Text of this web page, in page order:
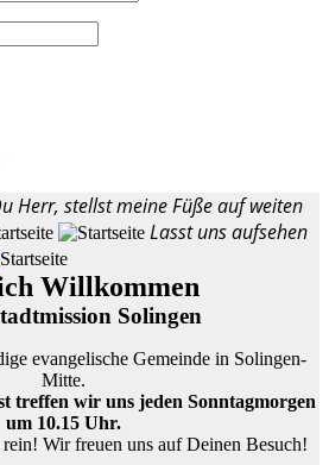
Herr, stellst meine Füße auf weiten
Lasst uns aufsehen
Willkommen
Solingen
evangelische Gemeinde in Solingen-
Mitte.
treffen wir uns jeden Sonntagmorgen
um 10.15 Uhr.
Wir freuen uns auf Deinen Besuch!